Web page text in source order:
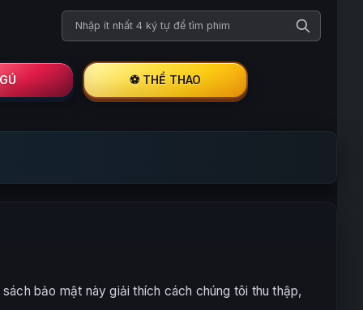
Tìm kiếm phim
⚽ THỂ THAO
bảo mật này giải thích cách chúng tôi thu thập,